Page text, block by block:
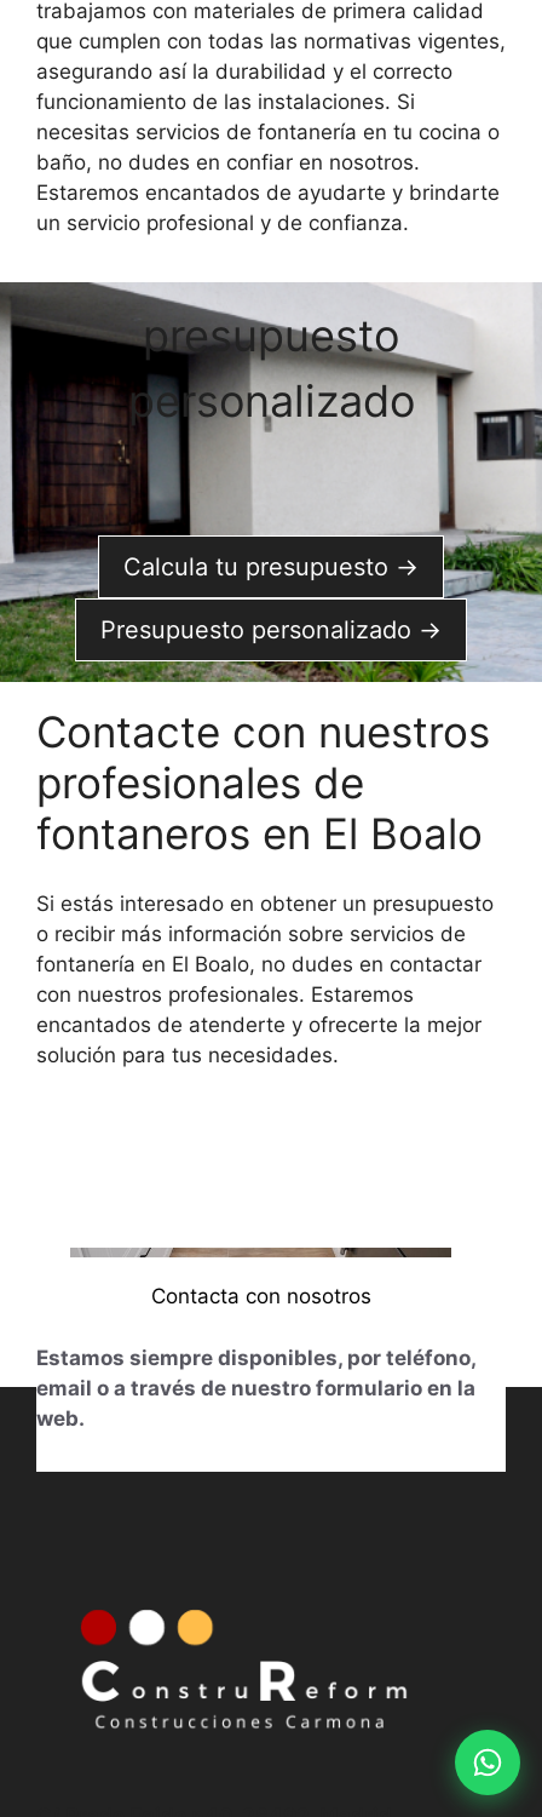
trabajamos con materiales de primera calidad
que cumplen con todas las normativas vigentes,
asegurando así la durabilidad y el correcto
funcionamiento de las instalaciones. Si
necesitas servicios de fontanería en tu cocina o
baño, no dudes en confiar en nosotros.
Estaremos encantados de ayudarte y brindarte
un servicio profesional y de confianza.
presupuesto
personalizado
Calcula tu presupuesto →
Presupuesto personalizado →
Contacte con nuestros
profesionales de
fontaneros en El Boalo
Si estás interesado en obtener un presupuesto
o recibir más información sobre servicios de
fontanería en El Boalo, no dudes en contactar
con nuestros profesionales. Estaremos
encantados de atenderte y ofrecerte la mejor
solución para tus necesidades.
Contacta con nosotros
Estamos siempre disponibles, por teléfono,
email o a través de nuestro formulario en la
web.
De Lunes a Viernes de 11.00 h. a 14.00 h.
y de 18:00 h. a 20:00 h.